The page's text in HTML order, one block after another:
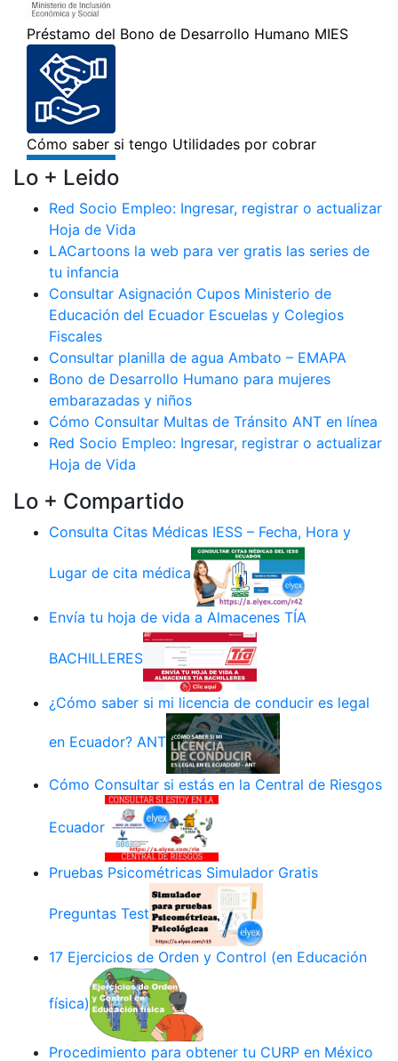
Lo + Leido
Red Socio Empleo: Ingresar, registrar o actualizar
Hoja de Vida
LACartoons la web para ver gratis las series de
tu infancia
Consultar Asignación Cupos Ministerio de
Educación del Ecuador Escuelas y Colegios
Fiscales
Consultar planilla de agua Ambato – EMAPA
Bono de Desarrollo Humano para mujeres
embarazadas y niños
Cómo Consultar Multas de Tránsito ANT en línea
Red Socio Empleo: Ingresar, registrar o actualizar
Hoja de Vida
Lo + Compartido
Consulta Citas Médicas IESS – Fecha, Hora y
Lugar de cita médica
Envía tu hoja de vida a Almacenes TÍA
BACHILLERES
¿Cómo saber si mi licencia de conducir es legal
en Ecuador? ANT
Cómo Consultar si estás en la Central de Riesgos
Ecuador
Pruebas Psicométricas Simulador Gratis
Preguntas Test
17 Ejercicios de Orden y Control (en Educación
física)
Procedimiento para obtener tu CURP en México